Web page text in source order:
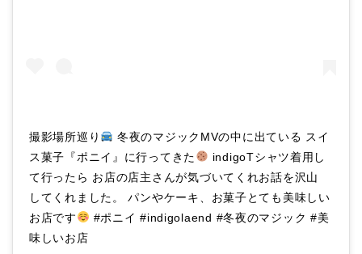
撮影場所巡り
冬夜のマジックMVの中に出ている スイ
ス菓子『ポニイ』に行ってきた
indigoTシャツ着用し
て行ったら お店の店主さんが気づいてくれお話を沢山
してくれました。 パンやケーキ、お菓子とても美味しい
お店です
#ポニイ #indigolaend #冬夜のマジック #美
味しいお店